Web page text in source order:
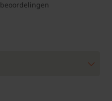
beoordelingen